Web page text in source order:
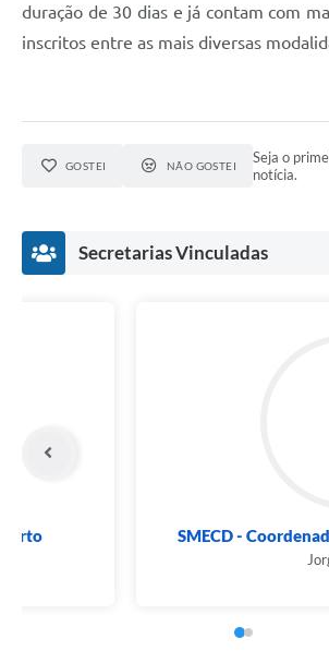
duração de 30 dias e já contam com
inscritos entre as mais diversas
GOSTEI NÃO GOSTEI
Seja o
notícia.
Secretarias Vinculadas
SMECD - Coordenadoria de